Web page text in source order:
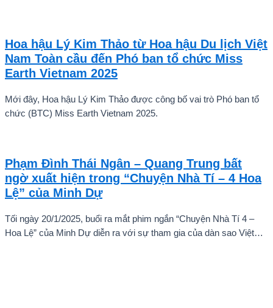
ấn tượng mạnh với giọng hát trữ tình sâu lắng, mang đậm hơi thở
quê hương.
Hoa hậu Lý Kim Thảo từ Hoa hậu Du lịch Việt
Nam Toàn cầu đến Phó ban tổ chức Miss
Earth Vietnam 2025
Mới đây, Hoa hậu Lý Kim Thảo được công bố vai trò Phó ban tổ
chức (BTC) Miss Earth Vietnam 2025.
Phạm Đình Thái Ngân – Quang Trung bất
ngờ xuất hiện trong “Chuyện Nhà Tí – 4 Hoa
Lệ” của Minh Dự
Tối ngày 20/1/2025, buổi ra mắt phim ngắn “Chuyện Nhà Tí 4 –
Hoa Lệ” của Minh Dự diễn ra với sự tham gia của dàn sao Việt